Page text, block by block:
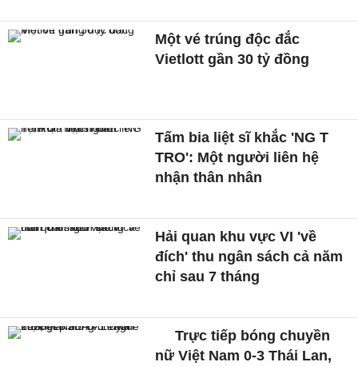
Một vé trúng độc đắc
Vietlott gần 30 tỷ đồng
Tấm bia liệt sĩ khắc 'NG T
TRO': Một người liên hệ
nhận thân nhân
Hải quan khu vực VI 'về
đích' thu ngân sách cả năm
chỉ sau 7 tháng
Trực tiếp bóng chuyền
nữ Việt Nam 0-3 Thái Lan,